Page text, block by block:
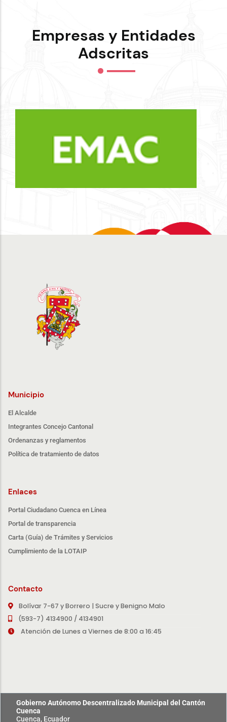
Empresas y Entidades
Adscritas
Municipio
El Alcalde
Integrantes Concejo Cantonal
Ordenanzas y reglamentos
Política de tratamiento de datos
Enlaces
Portal Ciudadano Cuenca en Línea
Portal de transparencia
Carta (Guía) de Trámites y Servicios
Cumplimiento de la LOTAIP
Contacto
Bolívar 7-67 y Borrero | Sucre y Benigno Malo
(593-7) 4134900 / 4134901
Atención de Lunes a Viernes de 8:00 a 16:45
Gobierno Autónomo Descentralizado Municipal del Cantón
Cuenca
Cuenca, Ecuador